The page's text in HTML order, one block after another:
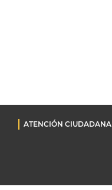
ATENCIÓN CIUDADANA